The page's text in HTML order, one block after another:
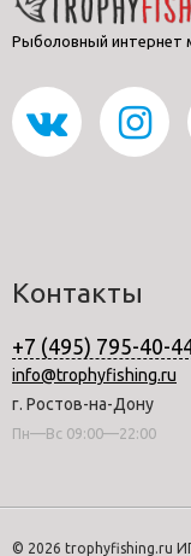
Рыболовный интернет
Контакты
+7 (495) 795-40-
info@trophyfishing.ru
г. Ростов-на-Дону
Пн—Вс 09:00—22:00
© 2026 trophyfishing.ru